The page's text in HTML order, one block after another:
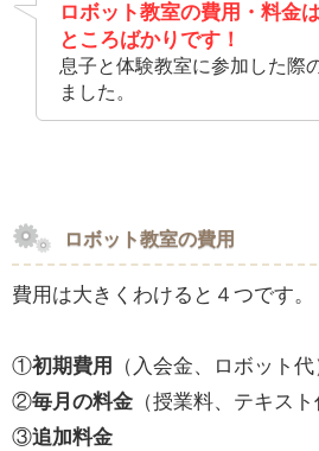
ロボット教室の費用・料金
ところばかりです！
息子と体験教室に参加した際
ました。
ロボット教室の費用
費用は大きくわけると４つです。
①初期費用
（入会金、ロボット代
②毎月の料金（授業料、テキスト
③追加料金